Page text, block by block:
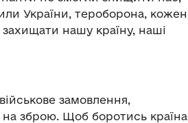
України, тероборона, кожен
нашу країну, наші
замовлення,
на зброю. Щоб боротись країна